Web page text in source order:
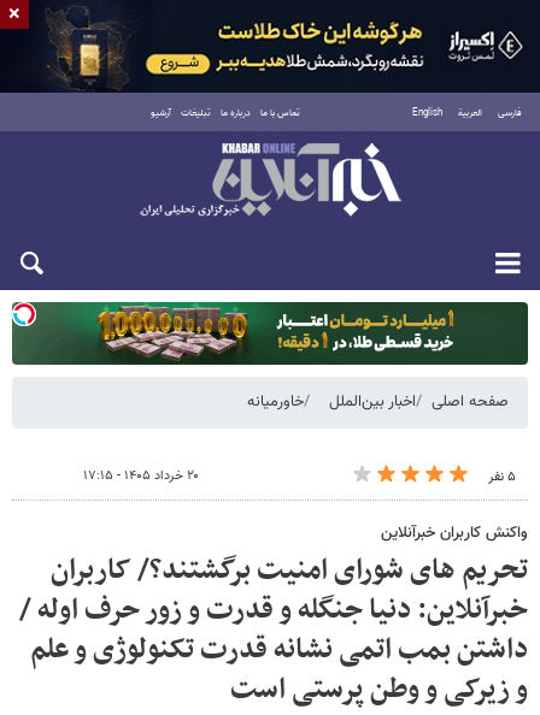
فارسی العربية English تماس با ما درباره ما تبلیغات آرشیو
یکشنبه ۱۸ مرداد ۱۴۰۵
صفحه اصلی اخبار بین‌الملل خاورمیانه
۵ نفر ۲۰ خرداد ۱۴۰۵ - ۱۷:۱۵
واکنش کاربران خبرآنلاین
تحریم های شورای امنیت برگشتند؟/ کاربران
خبرآنلاین: دنیا جنگله و قدرت و زور حرف اوله /
داشتن بمب اتمی نشانه قدرت تکنولوژی و علم
و زیرکی و وطن پرستی است
×